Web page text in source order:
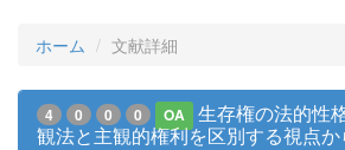
ホーム 文献詳細
4 0 0 0 OA
生存権の法的性
観法と主観的権利を区別する視点か